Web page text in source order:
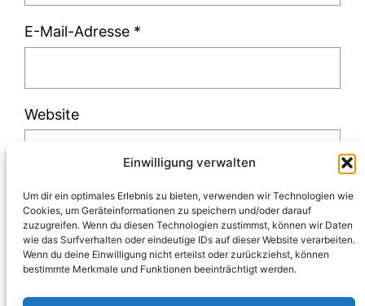
Einwilligung verwalten
Um dir ein optimales Erlebnis zu bieten, verwenden wir Technologien wie
Cookies, um Geräteinformationen zu speichern und/oder darauf
zuzugreifen. Wenn du diesen Technologien zustimmst, können wir Daten
wie das Surfverhalten oder eindeutige IDs auf dieser Website verarbeiten.
Wenn du deine Einwilligung nicht erteilst oder zurückziehst, können
bestimmte Merkmale und Funktionen beeinträchtigt werden.
E-Mail-Adresse *
Website
Diese Website verwendet Akismet, um Spam
zu reduzieren.Erfahre, wie deine
Kommentardaten verarbeitet werden.